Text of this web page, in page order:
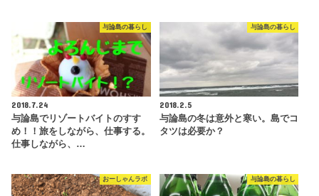
与論島の暮らし
2018.7.24
与論島でリゾートバイトのすす
め！！旅をしながら、仕事する。
仕事しながら、…
与論島の暮らし
2018.2.5
与論島の冬は意外と寒い。島でコ
タツは必要か？
おーしゃんラボ 与論島の暮らし